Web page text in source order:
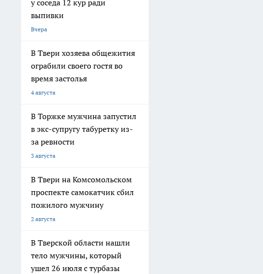
у соседа 12 кур ради
выпивки
Вчера
В Твери хозяева общежития
ограбили своего гостя во
время застолья
4 августа
В Торжке мужчина запустил
в экс-супругу табуретку из-
за ревности
3 августа
В Твери на Комсомольском
проспекте самокатчик сбил
пожилого мужчину
2 августа
В Тверской области нашли
тело мужчины, который
ушел 26 июля с турбазы